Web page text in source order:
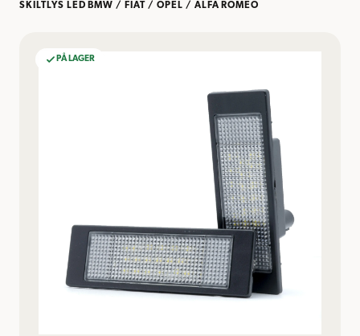
SKILTLYS LED BMW / FIAT / OPEL / ALFA ROMEO
PÅ LAGER